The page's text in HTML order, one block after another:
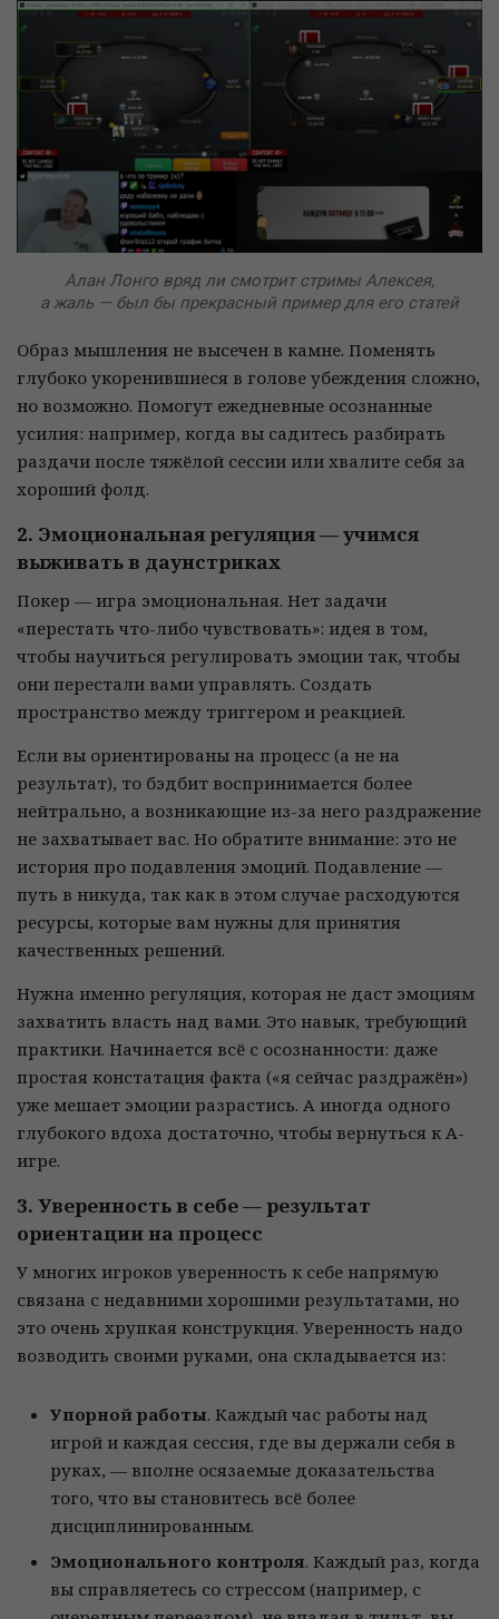
Алан Лонго вряд ли смотрит стримы Алексея,
а жаль — был бы прекрасный пример для его статей
Образ мышления не высечен в камне. Поменять
глубоко укоренившиеся в голове убеждения сложно,
но возможно. Помогут ежедневные осознанные
усилия: например, когда вы садитесь разбирать
раздачи после тяжёлой сессии или хвалите себя за
хороший фолд.
2. Эмоциональная регуляция — учимся
выживать в даунстриках
Покер — игра эмоциональная. Нет задачи
«перестать что-либо чувствовать»: идея в том,
чтобы научиться регулировать эмоции так, чтобы
они перестали вами управлять. Создать
пространство между триггером и реакцией.
Если вы ориентированы на процесс (а не на
результат), то бэдбит воспринимается более
нейтрально, а возникающие из-за него раздражение
не захватывает вас. Но обратите внимание: это не
история про подавления эмоций. Подавление —
путь в никуда, так как в этом случае расходуются
ресурсы, которые вам нужны для принятия
качественных решений.
Нужна именно регуляция, которая не даст эмоциям
захватить власть над вами. Это навык, требующий
практики. Начинается всё с осознанности: даже
простая констатация факта («я сейчас раздражён»)
уже мешает эмоции разрастись. А иногда одного
глубокого вдоха достаточно, чтобы вернуться к А-
игре.
3. Уверенность в себе — результат
ориентации на процесс
У многих игроков уверенность к себе напрямую
связана с недавними хорошими результатами, но
это очень хрупкая конструкция. Уверенность надо
возводить своими руками, она складывается из:
Упорной работы. Каждый час работы над
игрой и каждая сессия, где вы держали себя в
руках, — вполне осязаемые доказательства
того, что вы становитесь всё более
дисциплинированным.
Эмоционального контроля. Каждый раз, когда
вы справляетесь со стрессом (например, с